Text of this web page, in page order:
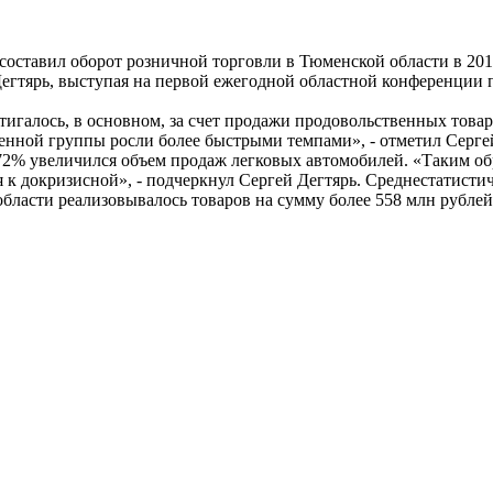
оборот розничной торговли в Тюменской области в
выступая на первой ежегодной областной конференции
в основном, за счет продажи продовольственных
группы росли более быстрыми темпами», - отметил
увеличился объем продаж легковых автомобилей. «Таким
докризисной», - подчеркнул Сергей Дегтярь.
реализовывалось товаров на сумму более 558 млн